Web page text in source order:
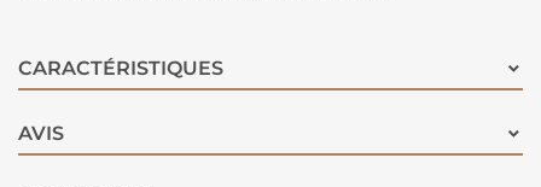
CARACTÉRISTIQUES
AVIS